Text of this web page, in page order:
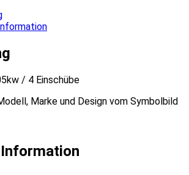
/ 4 Einschübe
Marke und Design vom Symbolbild